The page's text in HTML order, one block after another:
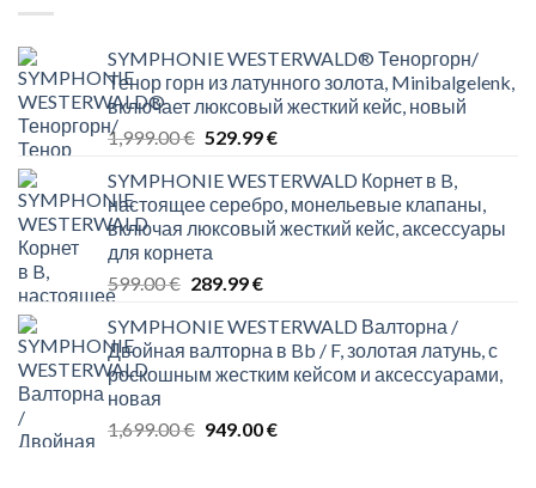
SYMPHONIE WESTERWALD® Теноргорн/
Тенор горн из латунного золота, Minibalgelenk,
включает люксовый жесткий кейс, новый
1,999.00€ Original
was:
1,999.00 €.
529.99€Current
is:
529.99 €.
SYMPHONIE WESTERWALD Корнет в B,
настоящее серебро, монельевые клапаны,
включая люксовый жесткий кейс, аксессуары
для корнета
599.00€ Original
was:
599.00 €.
289.99€Current
is:
289.99 €.
SYMPHONIE WESTERWALD Валторна /
Двойная валторна в Bb / F, золотая латунь, с
роскошным жестким кейсом и аксессуарами,
новая
1,699.00€ Original
949.00€Current